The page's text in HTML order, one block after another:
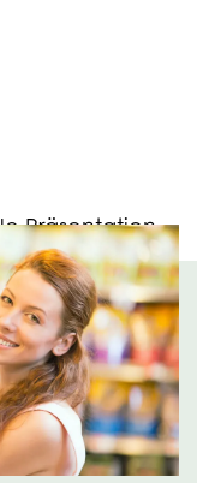
Präsentation
Qualitäten,
werden. Diese